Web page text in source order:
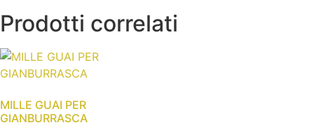
Prodotti correlati
MILLE GUAI PER
GIANBURRASCA